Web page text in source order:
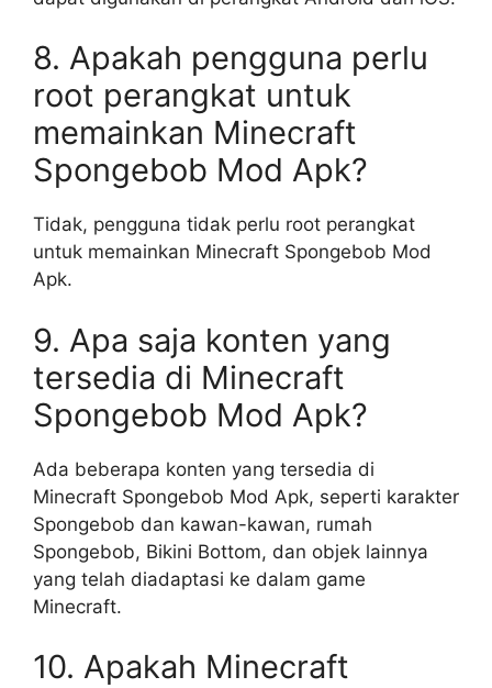
8. Apakah pengguna perlu
root perangkat untuk
memainkan Minecraft
Spongebob Mod Apk?
Tidak, pengguna tidak perlu root perangkat
untuk memainkan Minecraft Spongebob Mod
Apk.
9. Apa saja konten yang
tersedia di Minecraft
Spongebob Mod Apk?
Ada beberapa konten yang tersedia di
Minecraft Spongebob Mod Apk, seperti karakter
Spongebob dan kawan-kawan, rumah
Spongebob, Bikini Bottom, dan objek lainnya
yang telah diadaptasi ke dalam game
Minecraft.
10. Apakah Minecraft